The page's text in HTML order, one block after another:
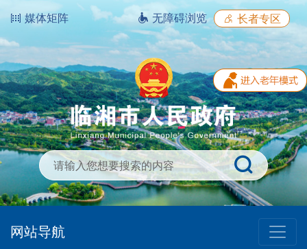
媒体矩阵 无障碍浏览 长者专区
网站导航